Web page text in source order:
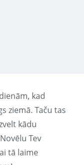
kad
ziemā. Taču tas
kādu
Tev
tā laime